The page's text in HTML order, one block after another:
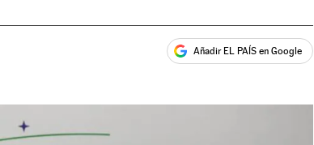
Añadir EL PAÍS en Google